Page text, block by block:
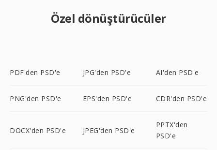
Özel dönüştürücüler
PDF'den PSD'e JPG'den PSD'e AI'den PSD'e
PNG'den PSD'e EPS'den PSD'e CDR'den PSD'e
DOCX'den PSD'e JPEG'den PSD'e
PPTX'den
PSD'e